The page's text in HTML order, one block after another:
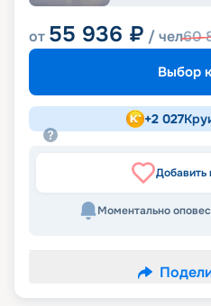
от 55 936 ₽ / чел60
Выбор
+2 027
Добавить
Моментально